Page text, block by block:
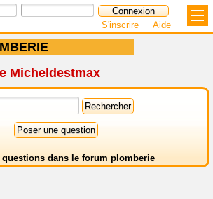
S'inscrire Aide
Micheldestmax
questions dans le forum plomberie